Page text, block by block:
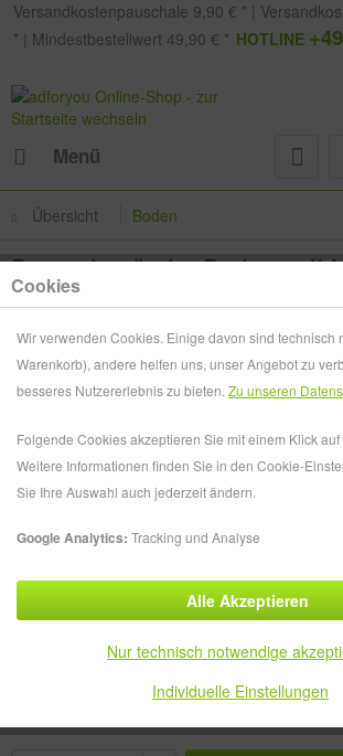
Versandkostenpauschale 9,90 € * |
* | Mindestbestellwert 49,90 € * HOTLINE
Menü
Übersicht Boden
Prospektständer Boden
179,49 € *
zzgl. Versandkosten
Cookies
Wir verwenden Cookies. Einige davon sind technisch
Warenkorb), andere helfen uns, unser Angebot zu
besseres Nutzererlebnis zu bieten. Zu unseren
Folgende Cookies akzeptieren Sie mit einem Klick
Weitere Informationen finden Sie in den Cookie-
Sie Ihre Auswahl auch jederzeit ändern.
Google Analytics: Tracking und Analyse
Individuelle Einstellungen
Nur technisch notwendige
Alle Akzeptieren